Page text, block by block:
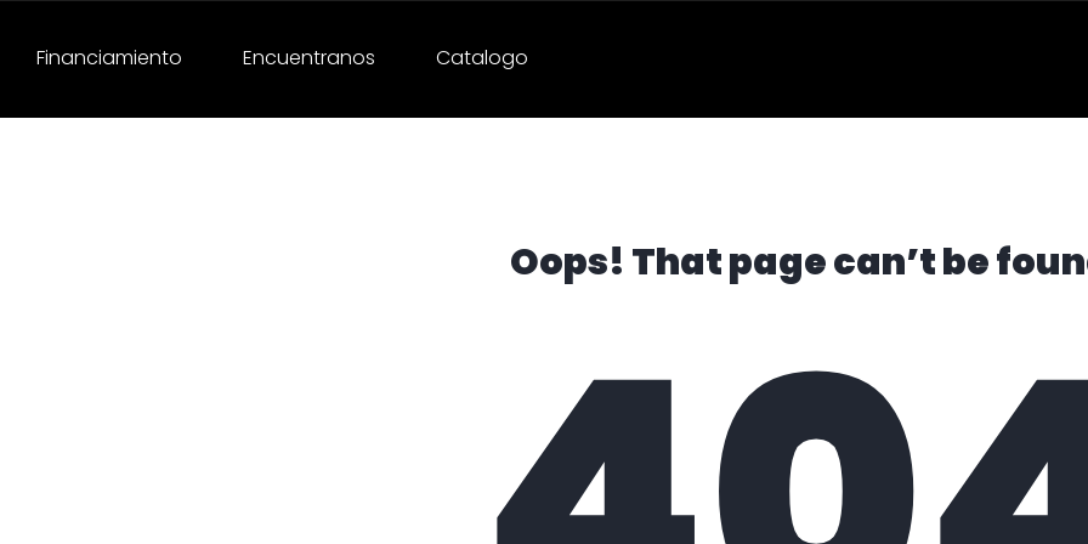
Financiamiento Encuentranos Catalogo
Oops! That page can’t be